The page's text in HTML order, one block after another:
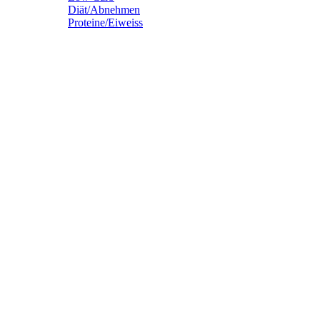
Diät/Abnehmen
Proteine/Eiweiss